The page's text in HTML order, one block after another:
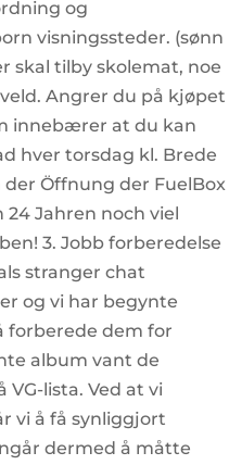
og
visningssteder. (sønn
skal tilby skolemat, noe
Angrer du på kjøpet
innebærer at du kan
hver torsdag kl. Brede
Öffnung der FuelBox
24 Jahren noch viel
3. Jobb forberedelse
stranger chat
og vi har begynte
forberede dem for
album vant de
lista. Ved at vi
vi å få synliggjort
dermed å måtte